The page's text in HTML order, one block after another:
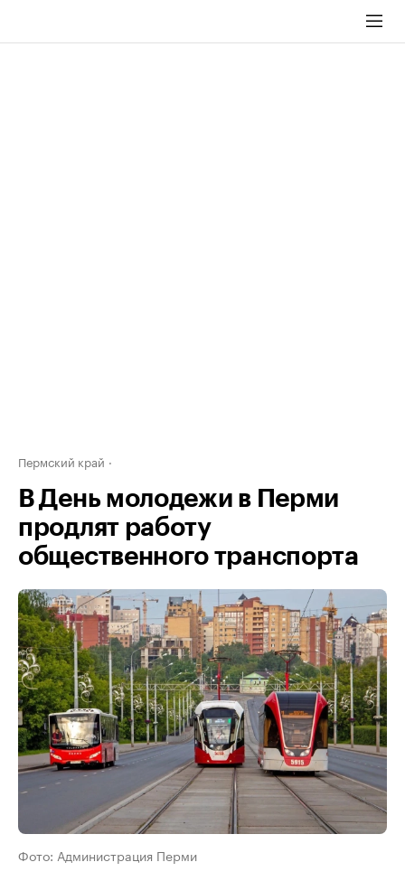
Пермский край
В День молодежи в Перми
продлят работу
общественного транспорта
Фото: Администрация Перми